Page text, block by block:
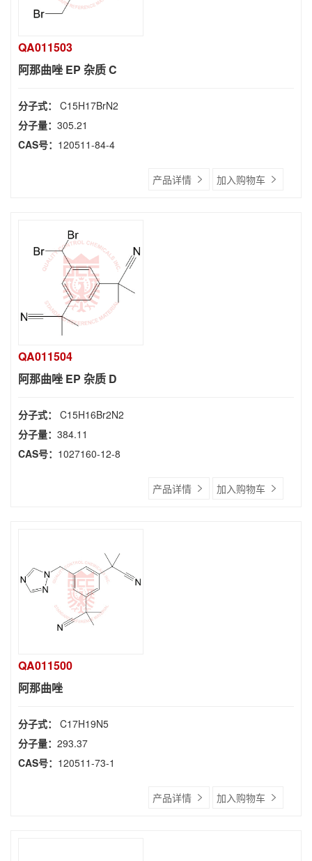
QA011503
阿那曲唑 EP 杂质 C
分子式： C15H17BrN2
分子量： 305.21
CAS号： 120511-84-4
产品详情 加入购物车
QA011504
阿那曲唑 EP 杂质 D
分子式： C15H16Br2N2
分子量： 384.11
CAS号： 1027160-12-8
产品详情 加入购物车
QA011500
阿那曲唑
分子式： C17H19N5
分子量： 293.37
CAS号： 120511-73-1
产品详情 加入购物车